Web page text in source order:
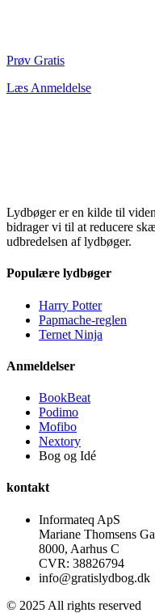
Prøv Gratis
Læs Anmeldelse
Lydbøger er en kilde til
bidrager vi til at reducere
udbredelsen af lydbøger.
Populære lydbøger
Harry Potter
Papmache-reglen
Ternet Ninja
Anmeldelser
BookBeat
Podimo
Mofibo
Nextory
Bog og Idé
kontakt
Informateq ApS
Mariane Thomsens
8000, Aarhus C
CVR: 38826794
info@gratislydbog.dk
© 2025 All rights reserved